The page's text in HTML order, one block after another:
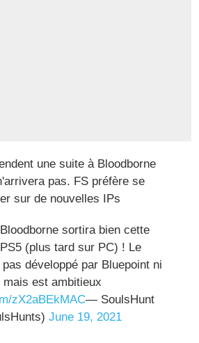
une suite à Bloodborne
pas. FS préfère se
sur de nouvelles IPs
sortira bien cette
(plus tard sur PC) ! Le
développé par Bluepoint ni
mais est ambitieux
zX2aBEkMAC— SoulsHunt
June 19, 2021